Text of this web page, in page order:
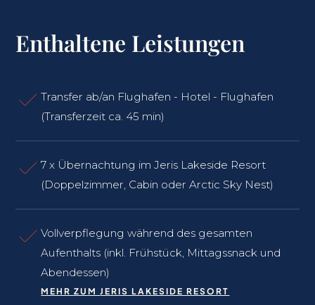
Enthaltene Leistungen
Transfer ab/an Flughafen - Hotel - Flughafen
(Transferzeit ca. 45 min)
7 x Übernachtung im Jeris Lakeside Resort
(Doppelzimmer, Cabin oder Arctic Sky Nest)
Vollverpflegung während des gesamten
Aufenthalts (inkl. Frühstück, Mittagssnack und
Abendessen)
MEHR ZUMJERIS LAKESIDE RESORT